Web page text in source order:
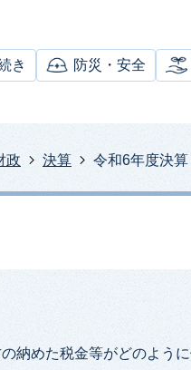
き 防災・安全
政 決算 令和6年度決算
納めた税金等がどのよう